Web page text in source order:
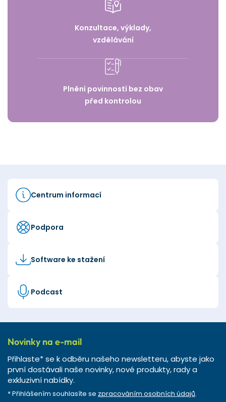
Konzultace, výklady,
vzdělávání
Plnění povinností bez obav
před kontrolou
Centrum informací
Podpora
Software ke stažení
Podcast
Novinky na e-mail
Přihlaste* se k odběru našeho newsletteru, abyste jako
první dostávali naše novinky, nové produkty, rady a
exkluzivní nabídky.
* Přihlášením souhlasíte se zpracováním osobních údajů.